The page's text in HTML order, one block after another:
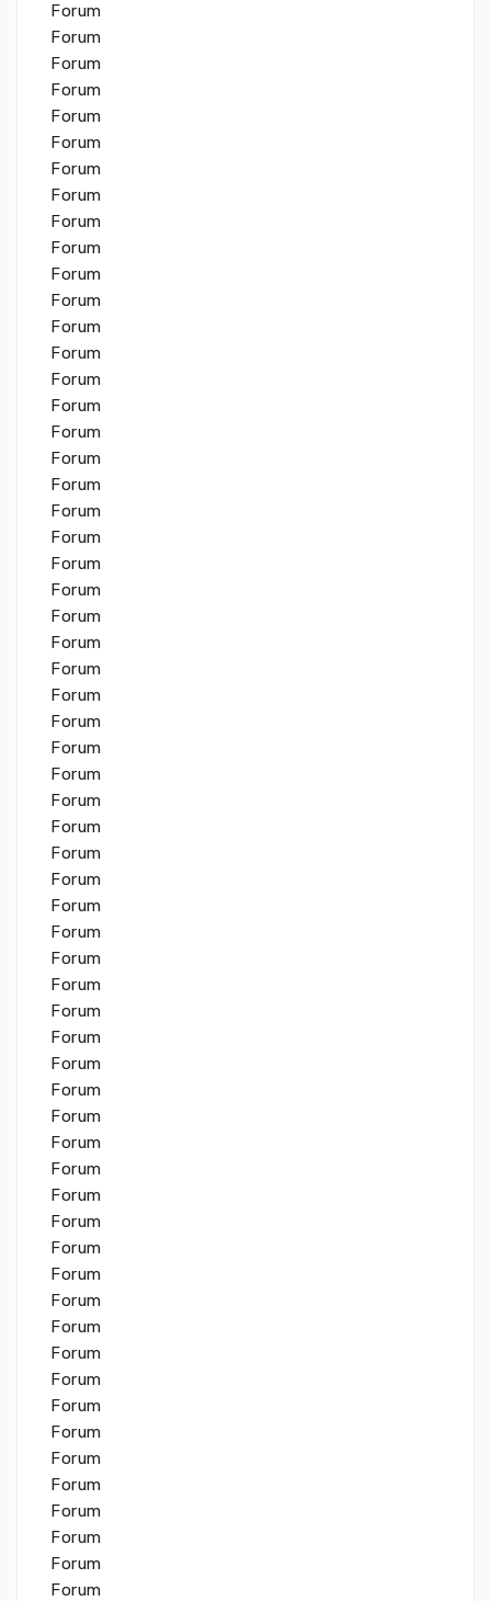
Forum
Forum
Forum
Forum
Forum
Forum
Forum
Forum
Forum
Forum
Forum
Forum
Forum
Forum
Forum
Forum
Forum
Forum
Forum
Forum
Forum
Forum
Forum
Forum
Forum
Forum
Forum
Forum
Forum
Forum
Forum
Forum
Forum
Forum
Forum
Forum
Forum
Forum
Forum
Forum
Forum
Forum
Forum
Forum
Forum
Forum
Forum
Forum
Forum
Forum
Forum
Forum
Forum
Forum
Forum
Forum
Forum
Forum
Forum
Forum
Forum